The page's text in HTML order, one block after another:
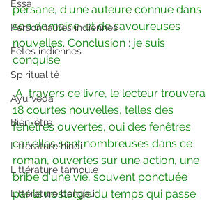
Essai
Personnalités indiennes
Fêtes indiennes
Spiritualité
Ayurveda
Bien-être
Littérature hindi
Littérature tamoule
Littérature bengali
persane, d'une auteure connue dans
son domaine  et de savoureuses
nouvelles. Conclusion : je suis
conquise.
A  travers ce livre, le lecteur trouvera
18 courtes nouvelles, telles des
fenêtres ouvertes, oui des fenêtres
car elles sont nombreuses dans ce
roman, ouvertes sur une action, une
bribe d'une vie, souvent ponctuée
par la nostalgie du temps qui passe.